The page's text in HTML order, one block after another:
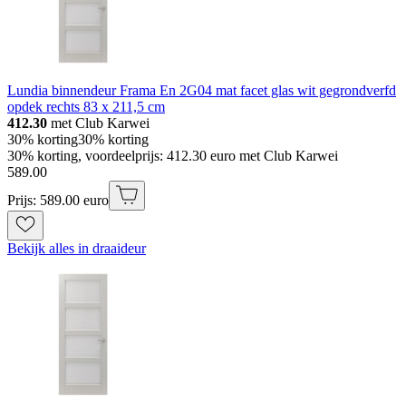
Lundia binnendeur Frama En 2G04 mat facet glas wit gegrondverfd
opdek rechts 83 x 211,5 cm
412.30 met Club Karwei
30% korting30% korting
30% korting, voordeelprijs: 412.30 euro met Club Karwei
589.00
Prijs: 589.00 euro
Bekijk alles in draaideur